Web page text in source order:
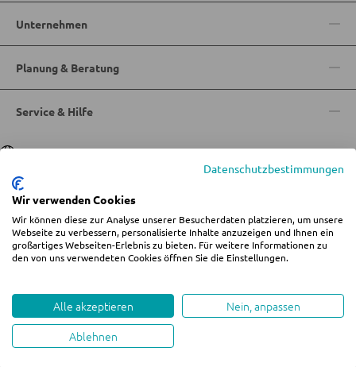
Unternehmen
Planung & Beratung
Service & Hilfe
SpracheDeutsch|Italiano
© 2026 Wohn-Zentrum Jungmann
%star%Alle Preise inkl. gesetzl. Mehrwertsteuer zzgl.Versandkostenund ggf.
Nachnahmegebühren, wenn nicht anders angegeben.
Whistleblowing
created by teamblau
Datenschutzbestimmungen
Wir verwenden Cookies
Wir können diese zur Analyse unserer Besucherdaten platzieren, um unsere
Webseite zu verbessern, personalisierte Inhalte anzuzeigen und Ihnen ein
großartiges Webseiten-Erlebnis zu bieten. Für weitere Informationen zu
den von uns verwendeten Cookies öffnen Sie die Einstellungen.
Alle akzeptieren
Nein, anpassen
Ablehnen